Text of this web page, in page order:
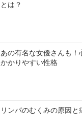
とは？
あの有名な女優さんも！
かかりやすい性格
リンパのむくみの原因と